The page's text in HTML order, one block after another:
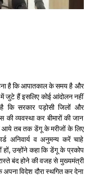
May
May
May
है कि आपातकाल के समय है और
जुटे हैं इसलिए कोई आंदोलन नहीं
कि सरकार पड़ोसी जिलों और
व्यवस्था कर बीमारों की जान
तब तक डेंगू के मरीजों के लिए
अनिवार्य व अनुमन्य करें चाहे
हों, उन्होंने कहा कि डेंगू के प्रकोप
बंद होने की वजह से मुख्यमंत्री
अपना विदेश दौरा स्थगित कर देना